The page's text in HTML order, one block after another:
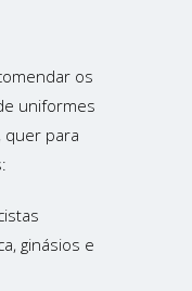
os
uniformes
quer para
ginásios e